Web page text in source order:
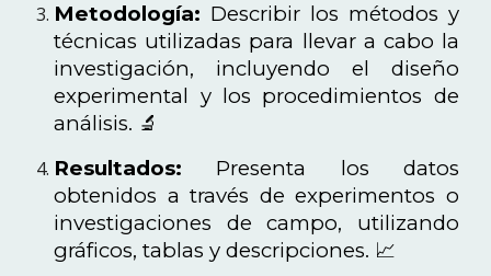
Metodología: Describir los métodos y
técnicas utilizadas para llevar a cabo la
investigación, incluyendo el diseño
experimental y los procedimientos de
análisis. 🔬
Resultados: Presenta los datos
obtenidos a través de experimentos o
investigaciones de campo, utilizando
gráficos, tablas y descripciones. 📈